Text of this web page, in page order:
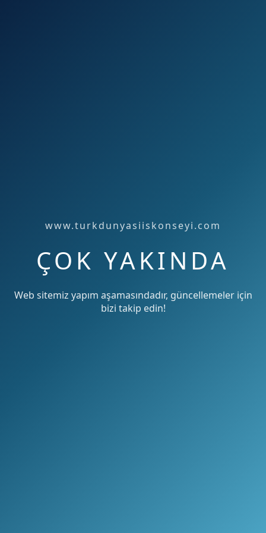
www.turkdunyasiiskonseyi.com
ÇOK YAKINDA
Web sitemiz yapım aşamasındadır, güncellemeler için
bizi takip edin!